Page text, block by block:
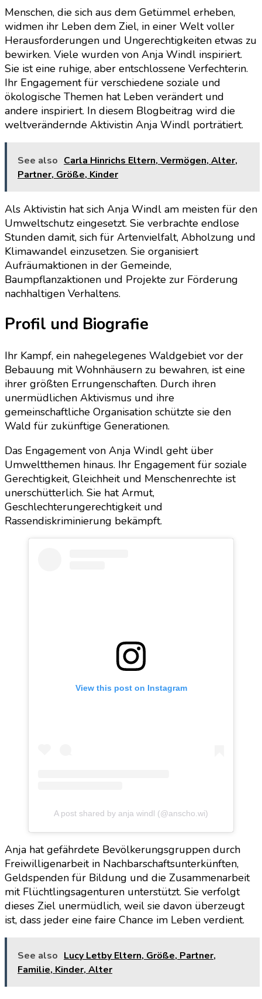
Menschen, die sich aus dem Getümmel erheben,
widmen ihr Leben dem Ziel, in einer Welt voller
Herausforderungen und Ungerechtigkeiten etwas zu
bewirken. Viele wurden von Anja Windl inspiriert.
Sie ist eine ruhige, aber entschlossene Verfechterin.
Ihr Engagement für verschiedene soziale und
ökologische Themen hat Leben verändert und
andere inspiriert. In diesem Blogbeitrag wird die
weltverändernde Aktivistin Anja Windl porträtiert.
See also Carla Hinrichs Eltern, Vermögen, Alter,
Partner, Größe, Kinder
Als Aktivistin hat sich Anja Windl am meisten für den
Umweltschutz eingesetzt. Sie verbrachte endlose
Stunden damit, sich für Artenvielfalt, Abholzung und
Klimawandel einzusetzen. Sie organisiert
Aufräumaktionen in der Gemeinde,
Baumpflanzaktionen und Projekte zur Förderung
nachhaltigen Verhaltens.
Profil und Biografie
Ihr Kampf, ein nahegelegenes Waldgebiet vor der
Bebauung mit Wohnhäusern zu bewahren, ist eine
ihrer größten Errungenschaften. Durch ihren
unermüdlichen Aktivismus und ihre
gemeinschaftliche Organisation schützte sie den
Wald für zukünftige Generationen.
Das Engagement von Anja Windl geht über
Umweltthemen hinaus. Ihr Engagement für soziale
Gerechtigkeit, Gleichheit und Menschenrechte ist
unerschütterlich. Sie hat Armut,
Geschlechterungerechtigkeit und
Rassendiskriminierung bekämpft.
View this post on Instagram
A post shared by anja windl (@anscho.wi)
Anja hat gefährdete Bevölkerungsgruppen durch
Freiwilligenarbeit in Nachbarschaftsunterkünften,
Geldspenden für Bildung und die Zusammenarbeit
mit Flüchtlingsagenturen unterstützt. Sie verfolgt
dieses Ziel unermüdlich, weil sie davon überzeugt
ist, dass jeder eine faire Chance im Leben verdient.
See also Lucy Letby Eltern, Größe, Partner,
Familie, Kinder, Alter